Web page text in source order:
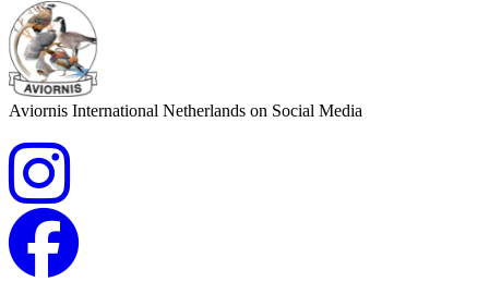
Aviornis International Netherlands on Social Media